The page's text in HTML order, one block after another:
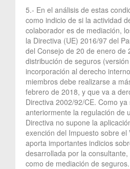
5.- En el análisis de estas
como indicio de si la actividad
colaborador es de mediación,
la Directiva (UE) 2016/97 del
del Consejo de 20 de enero de
distribución de seguros
incorporación al derecho
miembros debe realizarse a
febrero de 2018, y que va a
Directiva 2002/92/CE. Como
anteriormente la regulación de
Directiva no supone la
exención del Impuesto sobre el
aporta importantes indicios
desarrollada por la
como de mediación de seguros.